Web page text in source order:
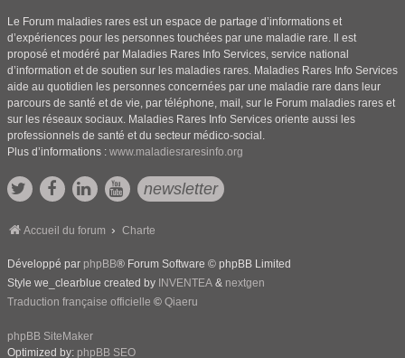
Le Forum maladies rares est un espace de partage d’informations et
d’expériences pour les personnes touchées par une maladie rare. Il est
proposé et modéré par Maladies Rares Info Services, service national
d’information et de soutien sur les maladies rares. Maladies Rares Info Services
aide au quotidien les personnes concernées par une maladie rare dans leur
parcours de santé et de vie, par téléphone, mail, sur le Forum maladies rares et
sur les réseaux sociaux. Maladies Rares Info Services oriente aussi les
professionnels de santé et du secteur médico-social.
Plus d’informations : www.maladiesraresinfo.org
newsletter
Accueil du forum Charte
Développé par phpBB® Forum Software © phpBB Limited
Style we_clearblue created by INVENTEA & nextgen
Traduction française officielle © Qiaeru
phpBB SiteMaker
Optimized by: phpBB SEO